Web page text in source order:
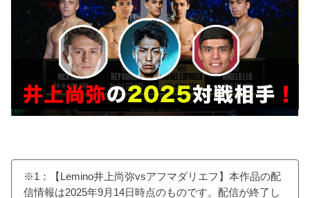
※1：【Lemino井上尚弥vsアフマダリエフ】本作品の配
信情報は2025年9月14日時点のものです。配信が終了し